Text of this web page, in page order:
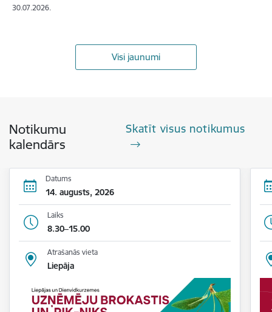
30.07.2026.
Visi jaunumi
Notikumu
kalendārs
Skatīt visus notikumus
Datums
14. augusts, 2026
Laiks
8.30–15.00
Atrašanās vieta
Liepāja